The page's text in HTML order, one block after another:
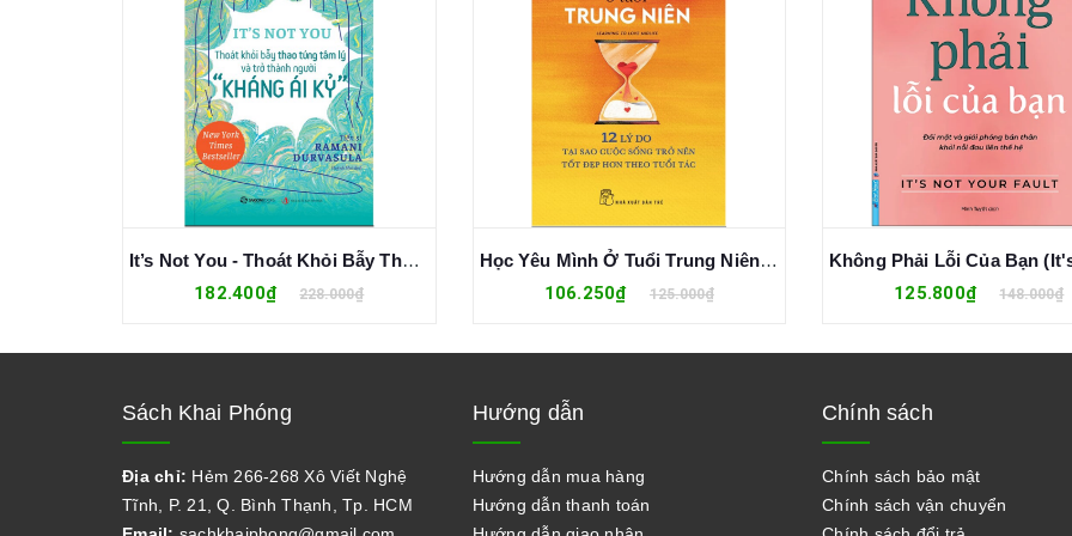
It’s Not You - Thoát Khỏi Bẫy Thao Túng Tâm Lý Và Trở Thành Người "Kháng Ái Kỉ" - Ramani Durvasula
182.400₫ 228.000₫
Học Yêu Mình Ở Tuổi Trung Niên - 12 Lý Do Tại Sao Cuộc Sống Trở Nên Tốt Đẹp Hơn Theo Tuổi Tác - Chip Conley
106.250₫ 125.000₫ 125.800₫ 148.000₫
Sách Khai Phóng
Địa chỉ: Hẻm 266-268 Xô Viết Nghệ
Tĩnh, P. 21, Q. Bình Thạnh, Tp. HCM
Hướng dẫn
Hướng dẫn mua hàng
Hướng dẫn thanh toán
Chính sách
Chính sách bảo mật
Chính sách vận chuyển